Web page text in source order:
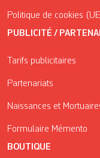
Politique de cookies
PUBLICITÉ /
Tarifs publicitaires
Partenariats
Naissances et
Formulaire Mémento
BOUTIQUE